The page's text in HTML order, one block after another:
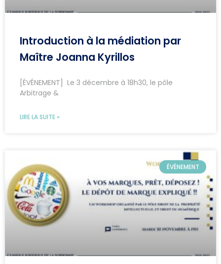
Introduction à la médiation par
Maître Joanna Kyrillos
[ÉVÉNEMENT] Le 3 décembre à 18h30, le pôle
Arbitrage &
LIRE LA SUITE »
ÉVÉNEMENT